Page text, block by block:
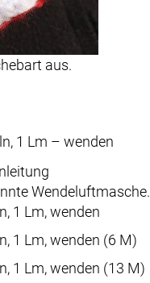
aus.
1 Lm – wenden
Wendeluftmasche.
1 Lm, wenden
1 Lm, wenden (6 M)
1 Lm, wenden (13 M)